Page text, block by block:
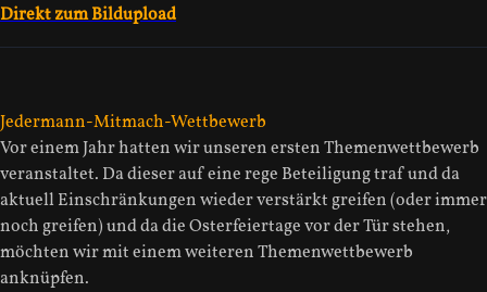
Direkt zum Bildupload
Jedermann-Mitmach-Wettbewerb
Vor einem Jahr hatten wir unseren ersten Themenwettbewerb
veranstaltet. Da dieser auf eine rege Beteiligung traf und da
aktuell Einschränkungen wieder verstärkt greifen (oder immer
noch greifen) und da die Osterfeiertage vor der Tür stehen,
möchten wir mit einem weiteren Themenwettbewerb
anknüpfen.